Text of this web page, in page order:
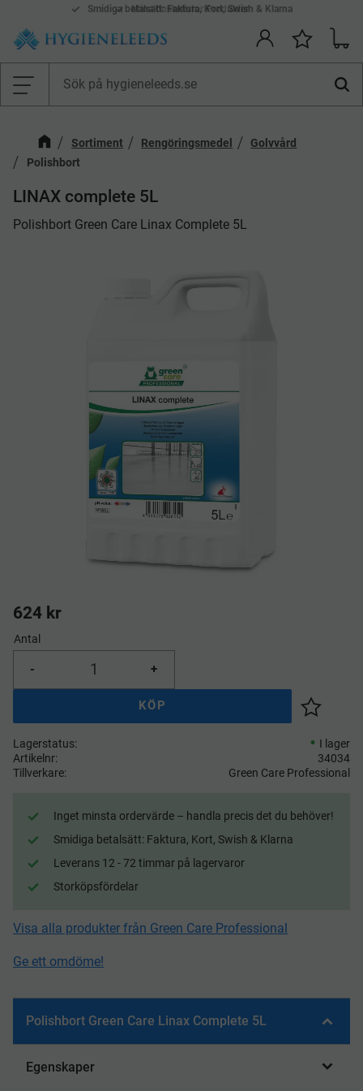
Meny
Mina önskelistor Produkter
Smidiga betalsätt: Faktura, Kort, Swish & Klarna
Sortiment Rengöringsmedel
Golvvård
Polishbort
LINAX complete 5L
Polishbort Green Care Linax Complete 5L
624 kr
Antal
+
-
KÖP
Lägg till
Lagerstatus
I lager
Artikelnr
34034
Tillverkare
Green Care Professional
Inget minsta ordervärde – handla precis det du behöver!
Smidiga betalsätt: Faktura, Kort, Swish & Klarna
Leverans 12 - 72 timmar på lagervaror
Storköpsfördelar
Visa alla produkter från Green Care Professional
Ge ett omdöme!
Polishbort Green Care Linax Complete 5L
Egenskaper